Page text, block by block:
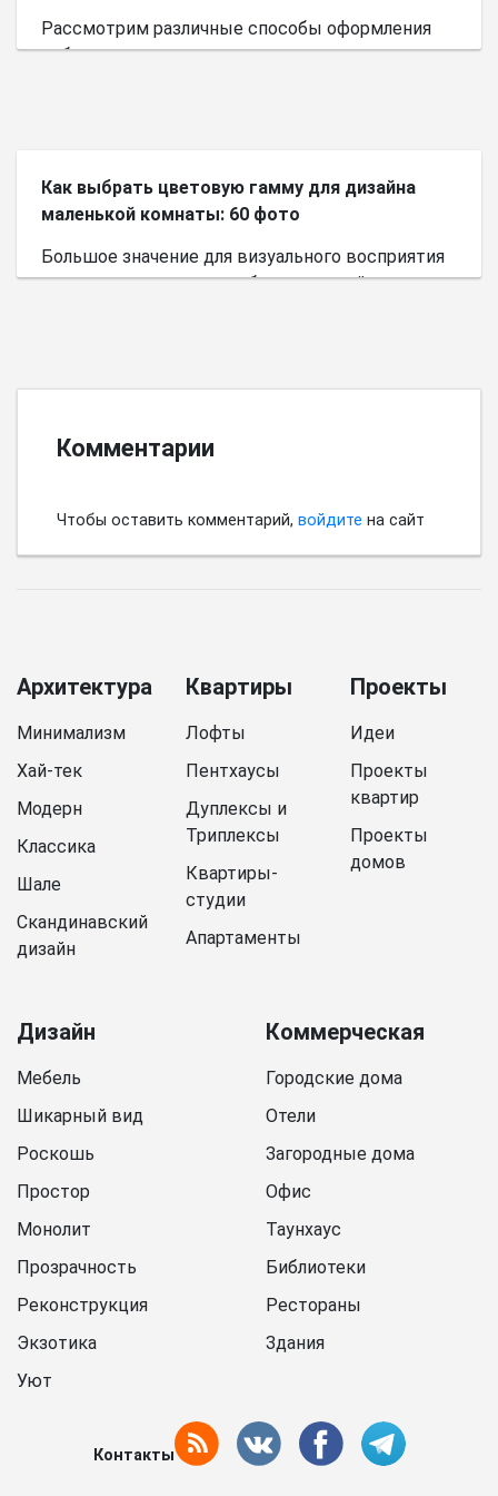
Рассмотрим различные способы оформления
небольшого пространства.
Как выбрать цветовую гамму для дизайна
маленькой комнаты: 60 фото
Большое значение для визуального восприятия
пространства имеет выбор цветовой палитры.
Комментарии
Чтобы оставить комментарий, войдите на сайт
Архитектура
Минимализм
Хай-тек
Модерн
Классика
Шале
Скандинавский
дизайн
Квартиры
Лофты
Пентхаусы
Дуплексы и
Триплексы
Квартиры-
студии
Апартаменты
Проекты
Идеи
Проекты
квартир
Проекты
домов
Дизайн
Мебель
Шикарный вид
Роскошь
Простор
Монолит
Прозрачность
Реконструкция
Экзотика
Уют
Коммерческая
Городские дома
Отели
Загородные дома
Офис
Таунхаус
Библиотеки
Рестораны
Здания
Контакты